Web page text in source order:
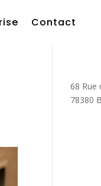
Contact
68 Rue
78380